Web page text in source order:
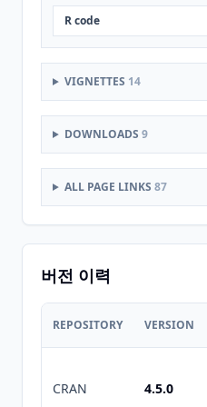
R code
VIGNETTES 14
DOWNLOADS 9
ALL PAGE LINKS 87
버전 이력
REPOSITORY VERSION
CRAN 4.5.0